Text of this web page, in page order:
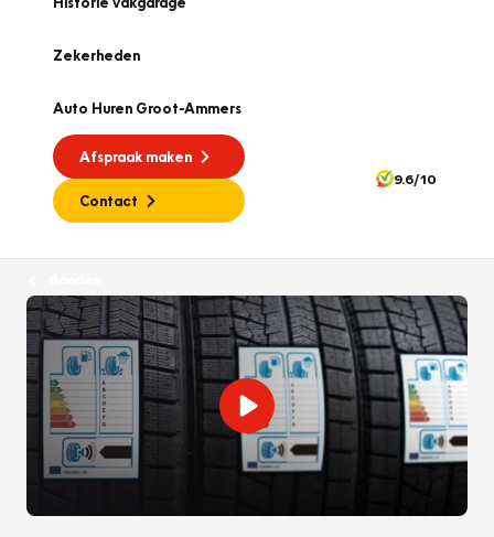
Zekerheden
Auto Huren Groot-Ammers
Afspraak maken
Contact
9.6/10